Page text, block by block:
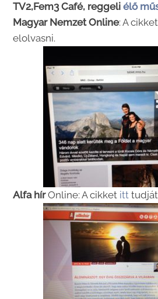
TV2,Fem3 Café, reggeliélő
Magyar Nemzet Online: A cikket
elolvasni.
Alfa hírOnline: A cikket itt